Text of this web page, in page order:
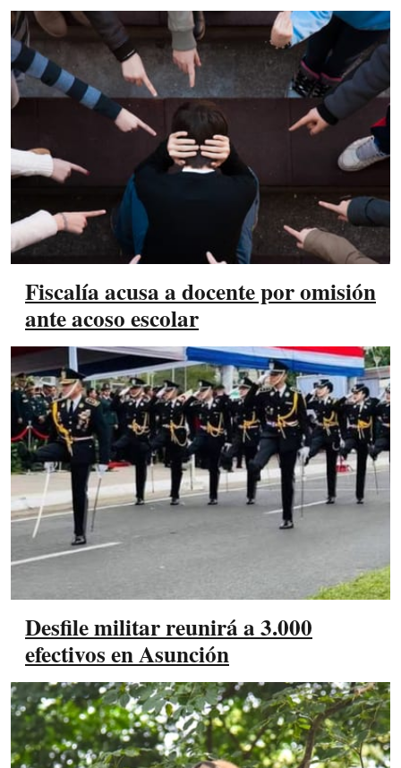
Fiscalía acusa a docente por omisión
ante acoso escolar
Desfile militar reunirá a 3.000
efectivos en Asunción